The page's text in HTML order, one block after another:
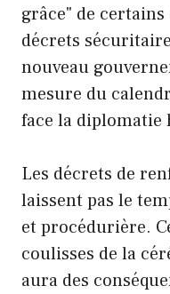
grâce" de
décrets
nouveau
mesure du
face la diplomatie
Les décrets de
laissent pas le
et procédurière.
coulisses de la
aura des